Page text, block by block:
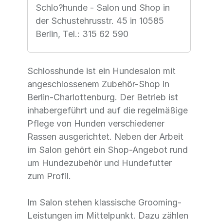
Schlo?hunde - Salon und Shop in
der Schustehrusstr. 45 in 10585
Berlin, Tel.: 315 62 590
Schlosshunde ist ein Hundesalon mit
angeschlossenem Zubehör-Shop in
Berlin-Charlottenburg. Der Betrieb ist
inhabergeführt und auf die regelmäßige
Pflege von Hunden verschiedener
Rassen ausgerichtet. Neben der Arbeit
im Salon gehört ein Shop-Angebot rund
um Hundezubehör und Hundefutter
zum Profil.
Im Salon stehen klassische Grooming-
Leistungen im Mittelpunkt. Dazu zählen